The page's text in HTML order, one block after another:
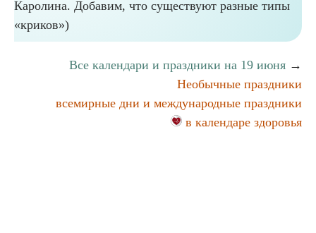
Каролина. Добавим, что существуют разные типы
«криков»)
Все календари и праздники на 19 июня →
Необычные праздники
всемирные дни и международные праздники
в календаре здоровья